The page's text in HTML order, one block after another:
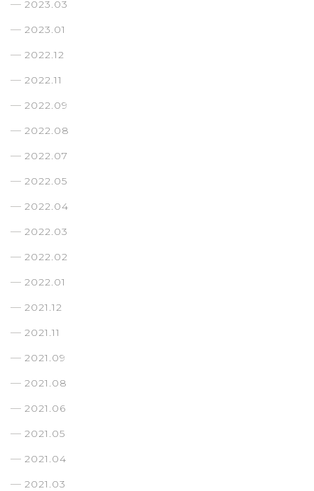
2023.03
2023.01
2022.12
2022.11
2022.09
2022.08
2022.07
2022.05
2022.04
2022.03
2022.02
2022.01
2021.12
2021.11
2021.09
2021.08
2021.06
2021.05
2021.04
2021.03